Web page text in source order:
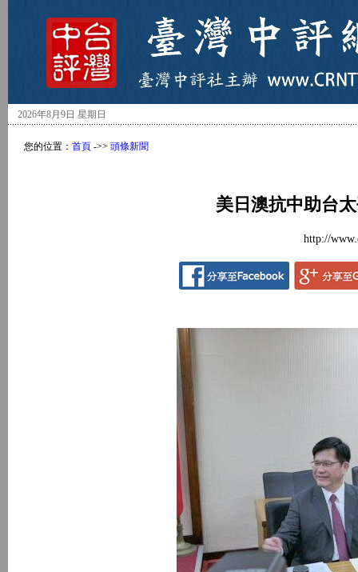
2026年8月9日 星期日
您的位置： 首頁 ->> 頭條新聞
美日澳抗中助台
http://